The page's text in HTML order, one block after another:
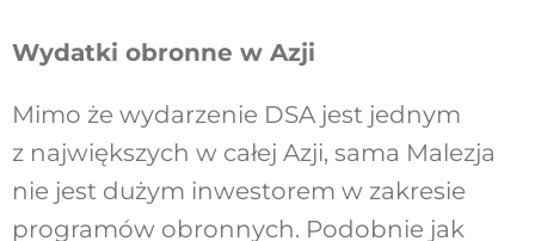
Wydatki obronne w Azji
Mimo że wydarzenie DSA jest jednym
z największych w całej Azji, sama Malezja
nie jest dużym inwestorem w zakresie
programów obronnych. Podobnie jak